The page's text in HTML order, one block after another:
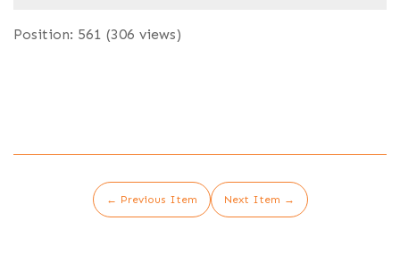
Position: 561 (306 views)
← Previous Item Next Item →